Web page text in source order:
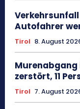
Autofahrer
Tirol 8. August
zerstört, 11
Tirol 7. August